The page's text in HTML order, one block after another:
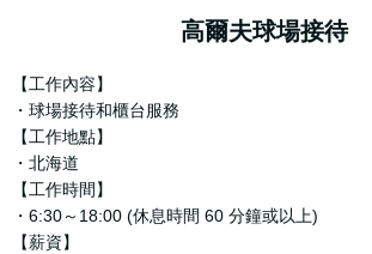
高爾夫球場接待
【工作內容】
・球場接待和櫃台服務
【工作地點】
・北海道
【工作時間】
・6:30～18:00 (休息時間 60 分鐘或以上)
【薪資】